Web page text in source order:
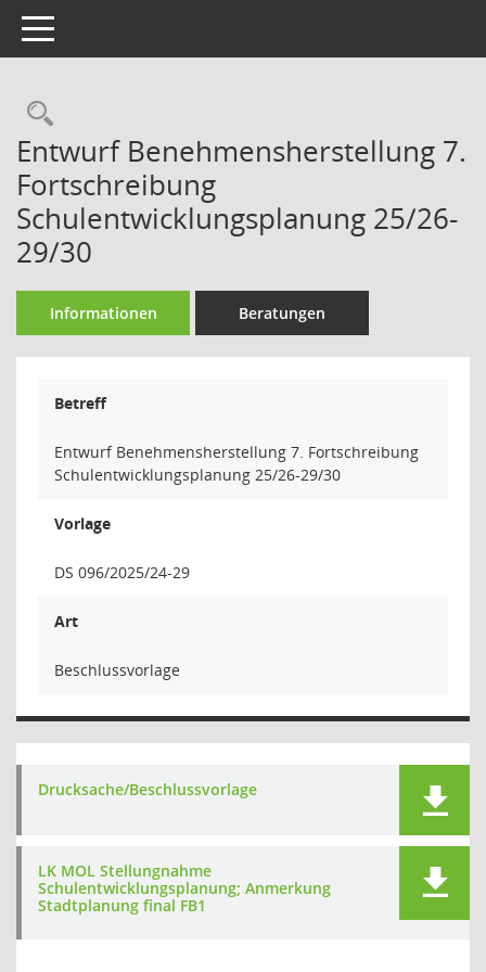
Toggle navigation
Rechercheauswahl
Entwurf Benehmensherstellung 7.
Fortschreibung
Schulentwicklungsplanung 25/26-
29/30
Informationen Beratungen
Betreff
Entwurf Benehmensherstellung 7. Fortschreibung
Schulentwicklungsplanung 25/26-29/30
Vorlage
DS 096/2025/24-29
Art
Beschlussvorlage
Drucksache/Beschlussvorlage
LK MOL Stellungnahme
Schulentwicklungsplanung; Anmerkung
Stadtplanung final FB1